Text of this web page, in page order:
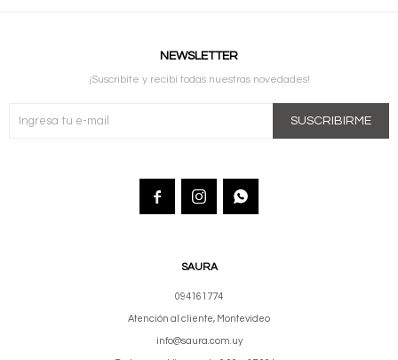
SAURA
094161774
Atención al cliente, Montevideo
info@saura.com.uy
NEWSLETTER
¡Suscribite y recibí todas nuestras novedades!
SUSCRIBIRME
  